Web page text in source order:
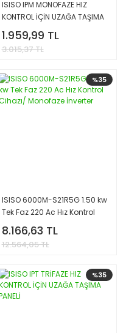
ISISO IPM MONOFAZE HIZ
KONTROL İÇİN UZAĞA TAŞIMA
PANELİ
1.959,99 TL
3.015,37 TL
%35
ISISO 6000M-S21R5G 1.50 kw
Tek Faz 220 Ac Hız Kontrol
Cihazı/ Monofaze İnverter
8.166,63 TL
12.564,05 TL
%35